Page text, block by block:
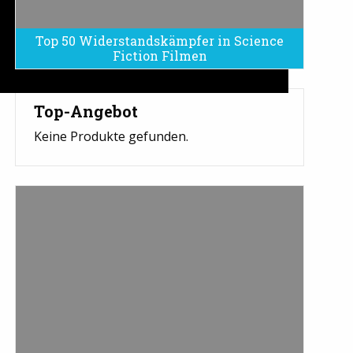
Top 50 Widerstandskämpfer in Science
Fiction Filmen
Top-Angebot
Keine Produkte gefunden.